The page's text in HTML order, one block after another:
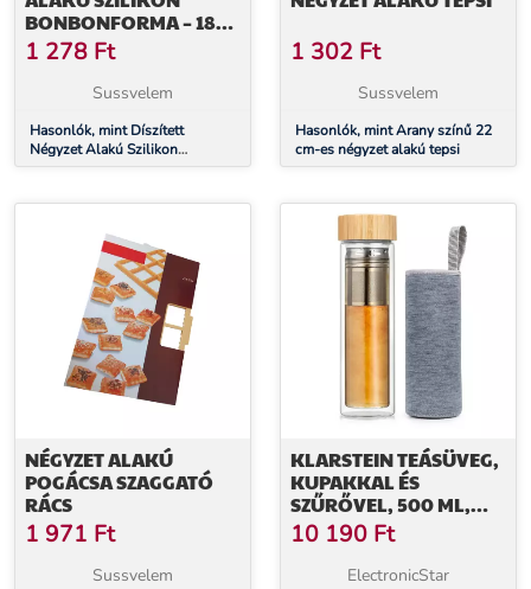
BONBONFORMA – 18
ADAGOS
1 278 Ft
Sussvelem
Hasonlók, mint Díszített
Négyzet Alakú Szilikon
Bonbonforma – 18 Adagos
1 302 Ft
Sussvelem
Hasonlók, mint Arany színű 22
cm-es négyzet alakú tepsi
NÉGYZET ALAKÚ
POGÁCSA SZAGGATÓ
RÁCS
1 971 Ft
Sussvelem
KLARSTEIN TEÁSÜVEG,
KUPAKKAL ÉS
SZŰRŐVEL, 500 ML,
DUPLA ÜVEG,
BAMBUSZ FEDÉL
10 190 Ft
ElectronicStar